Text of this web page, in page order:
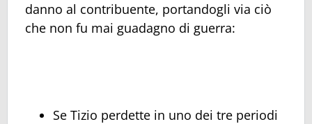
danno al contribuente, portandogli via ciò
che non fu mai guadagno di guerra:
Se Tizio perdette in uno dei tre periodi